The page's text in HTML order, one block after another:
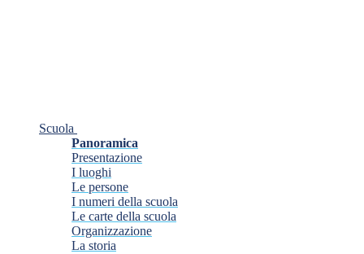
Scuola
Panoramica
Presentazione
I luoghi
Le persone
I numeri della scuola
Le carte della scuola
Organizzazione
La storia